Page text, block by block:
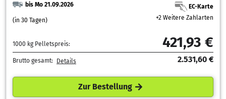
bis Mo 21.09.2026
(in 30 Tagen)
EC-Karte
+2 Weitere Zahlarten
1000 kg Pelletspreis: 421,93 €
Brutto gesamt: Details 2.531,60 €
Zur Bestellung